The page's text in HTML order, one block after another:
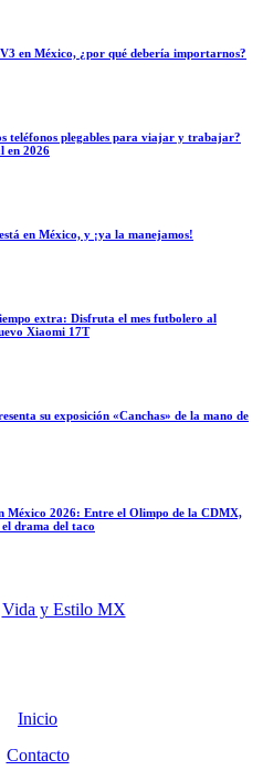
en México, ¿por qué debería importarnos?
teléfonos plegables para viajar y trabajar?
en 2026
en México, y ¡ya la manejamos!
extra: Disfruta el mes futbolero al
Xiaomi 17T
su exposición «Canchas» de la mano de
México 2026: Entre el Olimpo de la CDMX,
el drama del taco
Vida y Estilo MX
Inicio
Contacto